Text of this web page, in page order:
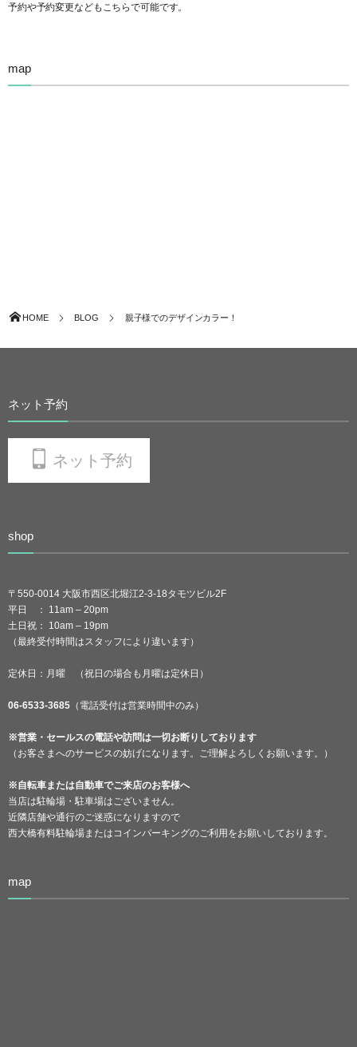
予約や予約変更などもこちらで可能です。
map
HOME BLOG 親子様でのデザインカラー！
ネット予約
ネット予約
shop
〒550-0014 大阪市西区北堀江2-3-18タモツビル2F
平日 ： 11am – 20pm
土日祝： 10am – 19pm
（最終受付時間はスタッフにより違います）
定休日：月曜 （祝日の場合も月曜は定休日）
06-6533-3685 （電話受付は営業時間中のみ）
※営業・セールスの電話や訪問は一切お断りしております
（お客さまへのサービスの妨げになります。ご理解よろしくお願います。）
※自転車または自動車でご来店のお客様へ
当店は駐輪場・駐車場はございません。
近隣店舗や通行のご迷惑になりますので
西大橋有料駐輪場またはコインパーキングのご利用をお願いしております。
map